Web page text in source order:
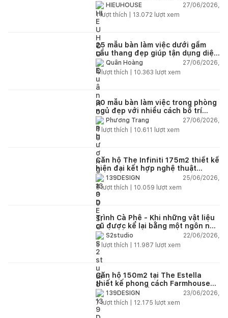
HIEUHOUSE
27/06/2026,
1lượt thích | 13.072 lượt xem
25 mẫu bàn làm việc dưới gầm
cầu thang đẹp giúp tận dụng diện
tích tưởng chừng bị bỏ quên
Quân Hoàng
27/06/2026,
4lượt thích | 10.363 lượt xem
30 mẫu bàn làm việc trong phòng
ngủ đẹp với nhiều cách bố trí
thông minh cho mọi diện tích
Phương Trang
27/06/2026,
4 lượt thích | 10.611 lượt xem
Căn hộ The Infiniti 175m2 thiết kế
hiện đại kết hợp nghệ thuật
Modern Art đầy cảm xúc
139DESIGN
25/06/2026,
6lượt thích | 10.059 lượt xem
Trình Cà Phê - Khi những vật liệu
cũ được kể lại bằng một ngôn ngữ
thiết kế mới
S2studio
22/06/2026,
5 lượt thích | 11.987 lượt xem
Căn hộ 150m2 tại The Estella
thiết kế phong cách Farmhouse
thanh lịch và ấm áp
139DESIGN
23/06/2026,
7lượt thích | 12.175 lượt xem